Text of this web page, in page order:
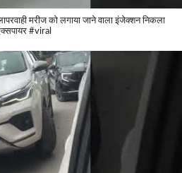
मरीज को लगाया जाने वाला इंजेक्शन निकला
#viral